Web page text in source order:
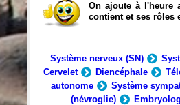
On ajoute à l'heure
contient et ses rôles
Système nerveux (SN)
Cervelet
Diencéphale
autonome
Système
(névroglie)